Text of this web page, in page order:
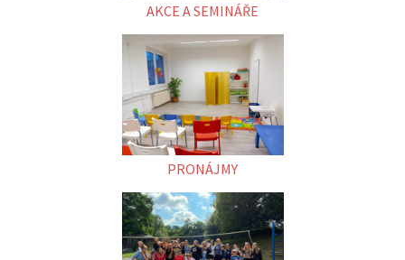
AKCE A SEMINÁŘE
PRONÁJMY